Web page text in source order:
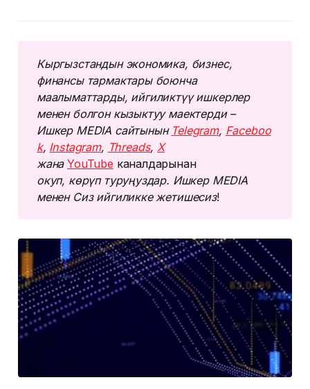
Кыргызстандын экономика, бизнес,
финансы тармактары боюнча
маалыматтарды, ийгиликтүү ишкерлер
менен болгон кызыктуу маектерди –
Ишкер MEDIA сайтынын Telegram, Faceboo
k, Instagram, Threads, Х
жана YouTube каналдарынан
окуп, көрүп туруңуздар. Ишкер MEDIA
менен Сиз ийгиликке жетишесиз!